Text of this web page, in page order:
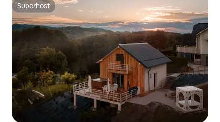
Superhost
Superhost